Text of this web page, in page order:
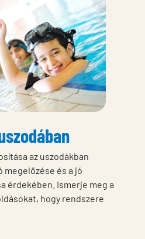
az uszodákban
és a jó
érdekében. Ismerje meg a
hogy rendszere